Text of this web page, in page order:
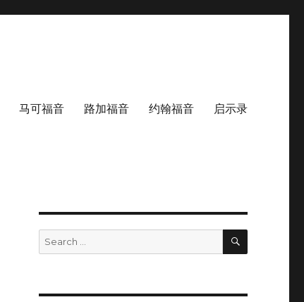
马可福音 路加福音 约翰福音 启示录
Search
for:
SEARCH